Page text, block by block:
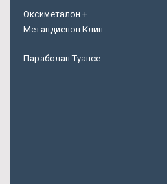
Оксиметалон +
Метандиенон Клин
Параболан Туапсе